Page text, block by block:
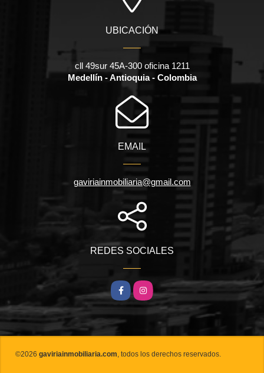
UBICACIÓN
cll 49sur 45A-300 oficina 1211
Medellín - Antioquia - Colombia
EMAIL
gaviriainmobiliaria@gmail.com
REDES SOCIALES
FacebookInstagram
©2026 gaviriainmobiliaria.com, todos los derechos reservados.